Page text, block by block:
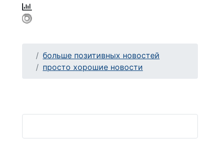
больше позитивных новостей
просто хорошие новости